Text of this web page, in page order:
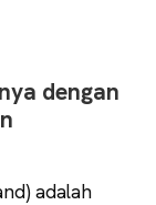
dengan
adalah